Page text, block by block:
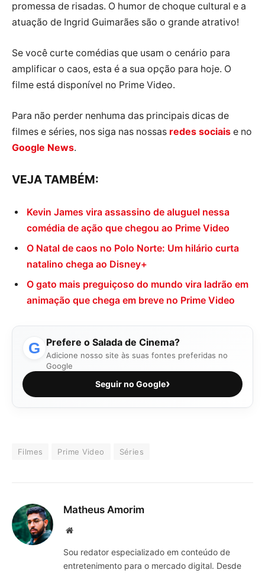
promessa de risadas. O humor de choque cultural e a
atuação de Ingrid Guimarães são o grande atrativo!
Se você curte comédias que usam o cenário para
amplificar o caos, esta é a sua opção para hoje. O
filme está disponível no Prime Video.
Para não perder nenhuma das principais dicas de
filmes e séries, nos siga nas nossas redes sociais e no
Google News.
VEJA TAMBÉM:
Kevin James vira assassino de aluguel nessa
comédia de ação que chegou ao Prime Video
O Natal de caos no Polo Norte: Um hilário curta
natalino chega ao Disney+
O gato mais preguiçoso do mundo vira ladrão em
animação que chega em breve no Prime Video
G Prefere o Salada de Cinema?
Adicione nosso site às suas fontes preferidas no
Google
Seguir no Google›
Filmes Prime Video Séries
Matheus Amorim
Website
Sou redator especializado em conteúdo de
entretenimento para o mercado digital. Desde